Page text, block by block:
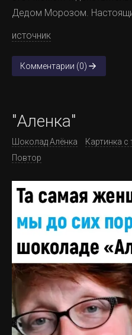
Дедом Морозом.
источник
Комментарии (0)
"Аленка"
Шоколад Алёнка Картинка с
Повтор